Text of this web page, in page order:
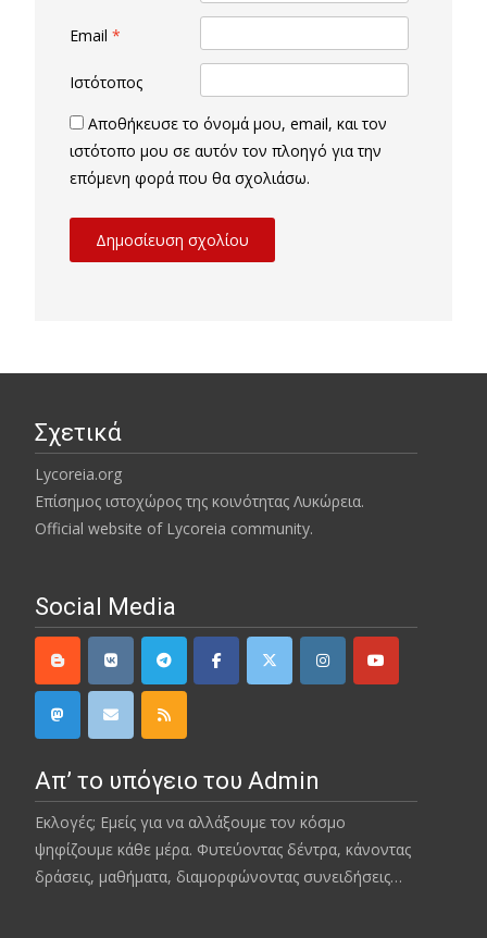
Email *
Ιστότοπος
Αποθήκευσε το όνομά μου, email, και τον
ιστότοπο μου σε αυτόν τον πλοηγό για την
επόμενη φορά που θα σχολιάσω.
Σχετικά
Lycoreia.org
Επίσημος ιστοχώρος της κοινότητας Λυκώρεια.
Official website of Lycoreia community.
Social Media
Απ’ το υπόγειο του Admin
Εκλογές; Εμείς για να αλλάξουμε τον κόσμο
ψηφίζουμε κάθε μέρα. Φυτεύοντας δέντρα, κάνοντας
δράσεις, μαθήματα, διαμορφώνοντας συνειδήσεις…